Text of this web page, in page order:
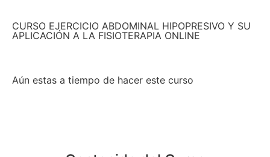
CURSO EJERCICIO ABDOMINAL HIPOPRESIVO Y SU
APLICACIÓN A LA FISIOTERAPIA ONLINE
Aún estas a tiempo de hacer este curso